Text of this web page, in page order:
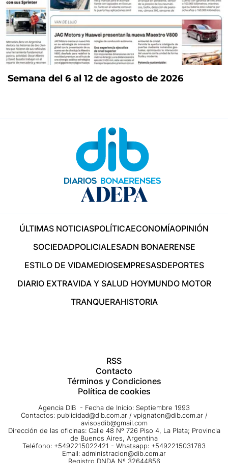
Semana del 6 al 12 de agosto de 2026
ÚLTIMAS NOTICIASPOLÍTICAECONOMÍAOPINIÓN
SOCIEDADPOLICIALESADN BONAERENSE
ESTILO DE VIDAMEDIOSEMPRESASDEPORTES
DIARIO EXTRAVIDA Y SALUD HOYMUNDO MOTOR
TRANQUERAHISTORIA
RSS
Contacto
Términos y Condiciones
Política de cookies
Agencia DIB - Fecha de Inicio: Septiembre 1993
Contactos: publicidad@dib.com.ar / vpignaton@dib.com.ar /
avisosdib@gmail.com
Dirección de las oficinas: Calle 48 Nº 726 Piso 4, La Plata; Provincia
de Buenos Aires, Argentina
Teléfono: +5492215022421 - Whatsapp: +5492215031783
Email: administracion@dib.com.ar
Registro DNDA Nº 32644856